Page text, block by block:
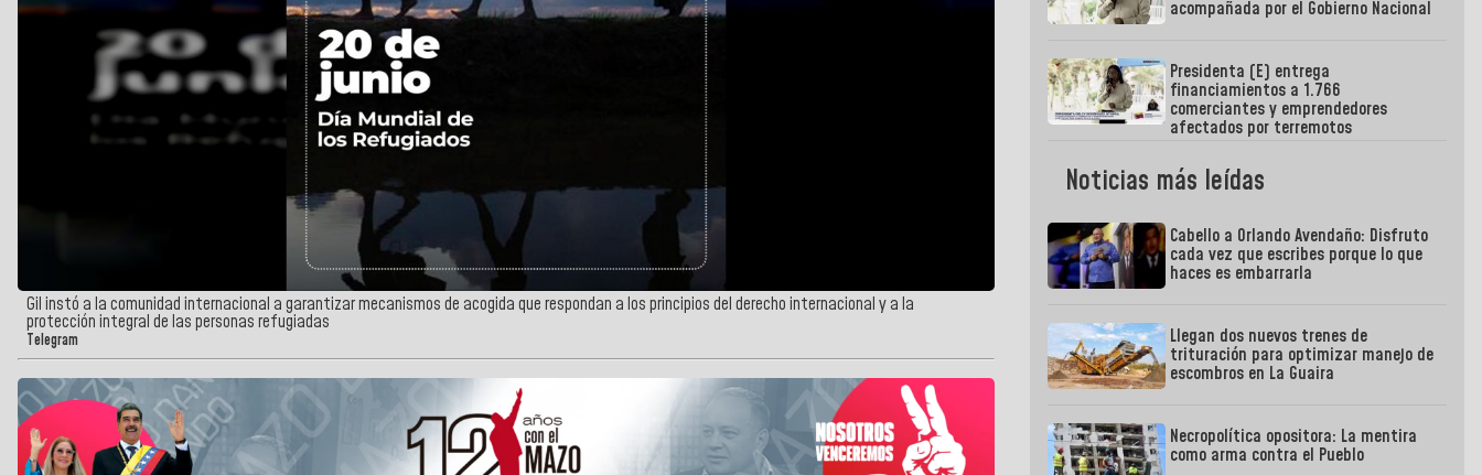
Gil instó a la comunidad internacional a garantizar mecanismos de acogida que respondan a los principios del derecho internacional y a la
protección integral de las personas refugiadas
Telegram
acompañada por el Gobierno Nacional
Presidenta (E) entrega
financiamientos a 1.766
comerciantes y emprendedores
afectados por terremotos
Noticias más leídas
Cabello a Orlando Avendaño: Disfruto
cada vez que escribes porque lo que
haces es embarrarla
Llegan dos nuevos trenes de
trituración para optimizar manejo de
escombros en La Guaira
Necropolítica opositora: La mentira
como arma contra el Pueblo